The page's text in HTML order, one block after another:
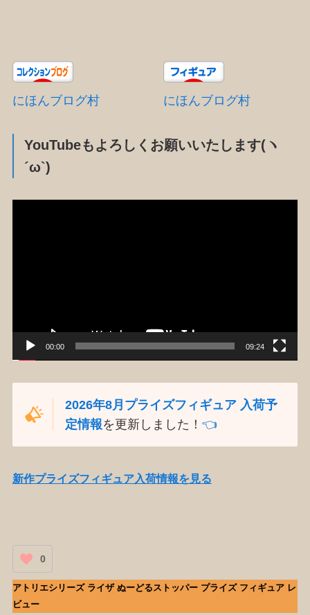
にほんブログ村 にほんブログ村
YouTubeもよろしくお願いいたします(ヽ
´ω`)
00:00 09:24
2026年8月プライズフィギュア 入荷予
定情報を更新しました！👈️
新作プライズフィギュア入荷情報を見る
0
アトリエシリーズ ライザ ぬーどるストッパー プライズ フィギュア レ
ビュー